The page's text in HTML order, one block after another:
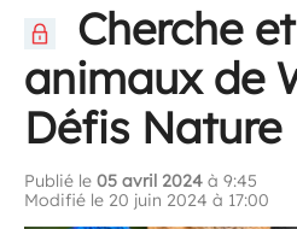
Cherche
animaux de
Défis
Publié le 05 avril 2024 à 9:45
Modifié le 20 juin 2024 à 17:00